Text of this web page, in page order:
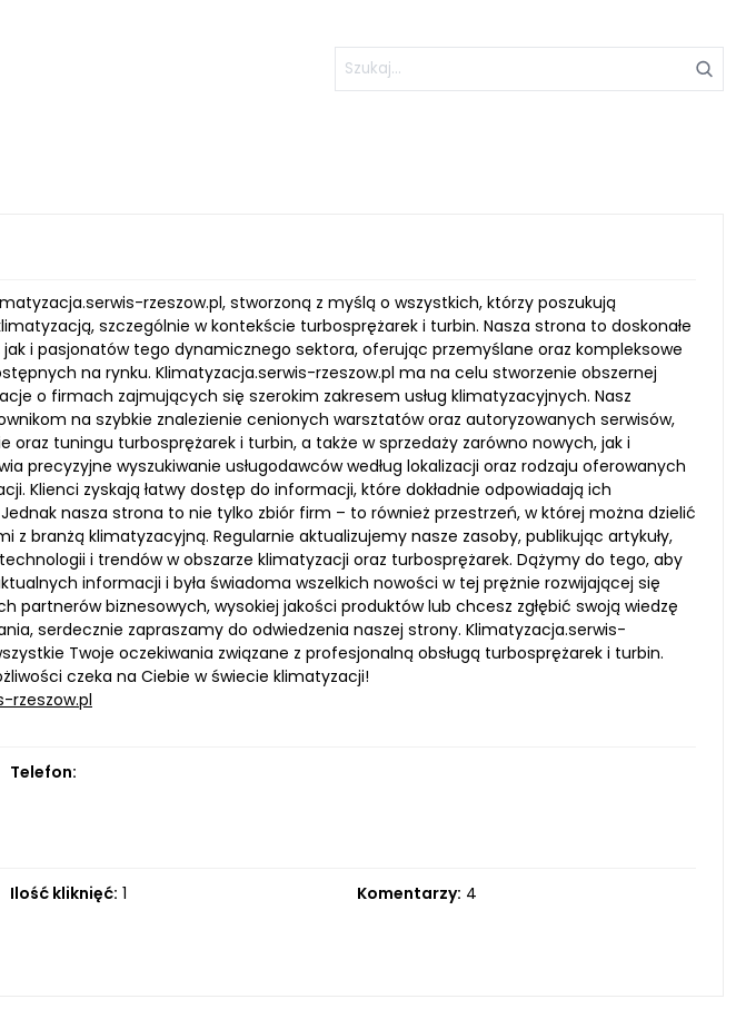
rzeszow.pl, stworzoną z myślą o wszystkich, którzy poszukują
szczególnie w kontekście turbosprężarek i turbin. Nasza strona to doskonałe
jak i pasjonatów tego dynamicznego sektora, oferując przemyślane oraz kompleksowe
na rynku. Klimatyzacja.serwis-rzeszow.pl ma na celu stworzenie obszernej
o firmach zajmujących się szerokim zakresem usług klimatyzacyjnych. Nasz
na szybkie znalezienie cenionych warsztatów oraz autoryzowanych serwisów,
oraz tuningu turbosprężarek i turbin, a także w sprzedaży zarówno nowych, jak i
precyzyjne wyszukiwanie usługodawców według lokalizacji oraz rodzaju oferowanych
Klienci zyskają łatwy dostęp do informacji, które dokładnie odpowiadają ich
nasza strona to nie tylko zbiór firm – to również przestrzeń, w której można dzielić
z branżą klimatyzacyjną. Regularnie aktualizujemy nasze zasoby, publikując artykuły,
i trendów w obszarze klimatyzacji oraz turbosprężarek. Dążymy do tego, aby
informacji i była świadoma wszelkich nowości w tej prężnie rozwijającej się
partnerów biznesowych, wysokiej jakości produktów lub chcesz zgłębić swoją wiedzę
serdecznie zapraszamy do odwiedzenia naszej strony. Klimatyzacja.serwis-
Twoje oczekiwania związane z profesjonalną obsługą turbosprężarek i turbin.
czeka na Ciebie w świecie klimatyzacji!
rzeszow.pl
Telefon:
Ilość kliknięć: 1 Komentarzy: 4